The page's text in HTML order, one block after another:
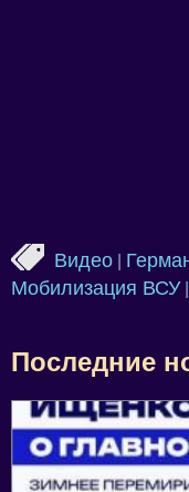
Видео
Мобилизация ВСУ|
Последние